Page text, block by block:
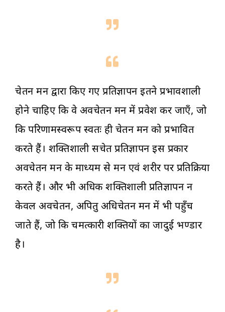
चेतन मन द्वारा किए गए प्रतिज्ञापन इतने प्रभावशाली
होने चाहिए कि वे अवचेतन मन में प्रवेश कर जाएँ, जो
कि परिणामस्वरूप स्वतः ही चेतन मन को प्रभावित
करते हैं। शक्तिशाली सचेत प्रतिज्ञापन इस प्रकार
अवचेतन मन के माध्यम से मन एवं शरीर पर प्रतिक्रिया
करते हैं। और भी अधिक शक्तिशाली प्रतिज्ञापन न
केवल अवचेतन, अपितु अधिचेतन मन में भी पहुँच
जाते हैं, जो कि चमत्कारी शक्तियों का जादुई भण्डार
है।